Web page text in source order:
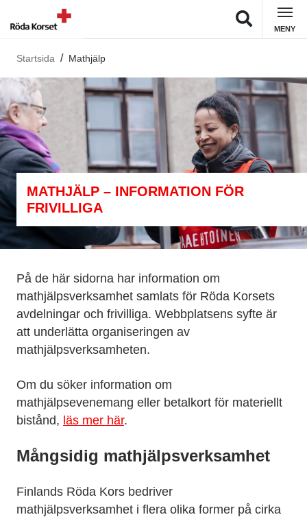
MENY
Startsida Mathjälp
MATHJÄLP – INFORMATION FÖR
FRIVILLIGA
På de här sidorna har information om
mathjälpsverksamhet samlats för Röda Korsets
avdelningar och frivilliga. Webbplatsens syfte är
att underlätta organiseringen av
mathjälpsverksamheten.
Om du söker information om
mathjälpsevenemang eller betalkort för materiellt
bistånd, läs mer här.
Mångsidig mathjälpsverksamhet
Finlands Röda Kors bedriver
mathjälpsverksamhet i flera olika former på cirka